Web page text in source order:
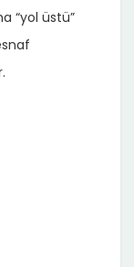
“yol üstü”